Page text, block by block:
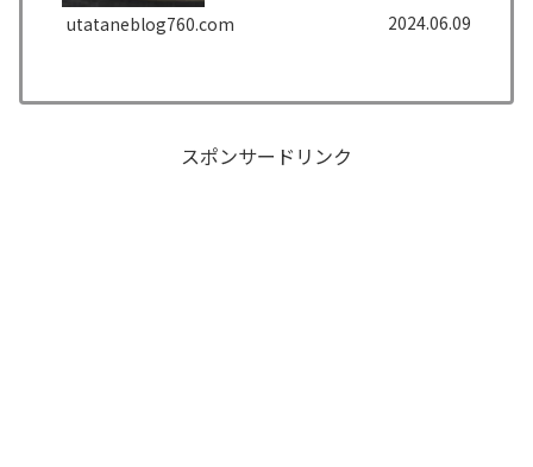
utataneblog760.com 2024.06.09
スポンサードリンク